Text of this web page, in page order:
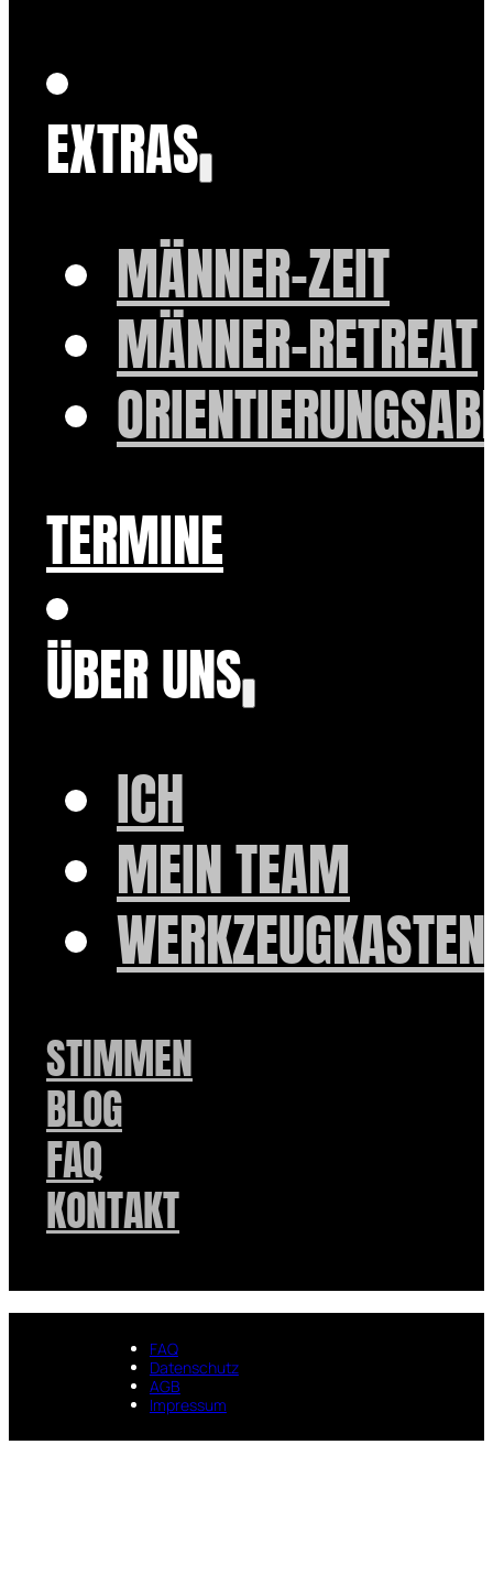
EXTRAS
MÄNNER-ZEIT
MÄNNER-RETREAT
TERMINE
ÜBER UNS
ICH
MEIN TEAM
WERKZEUGKASTEN
STIMMEN
BLOG
FAQ
KONTAKT
FAQ
Datenschutz
AGB
Impressum